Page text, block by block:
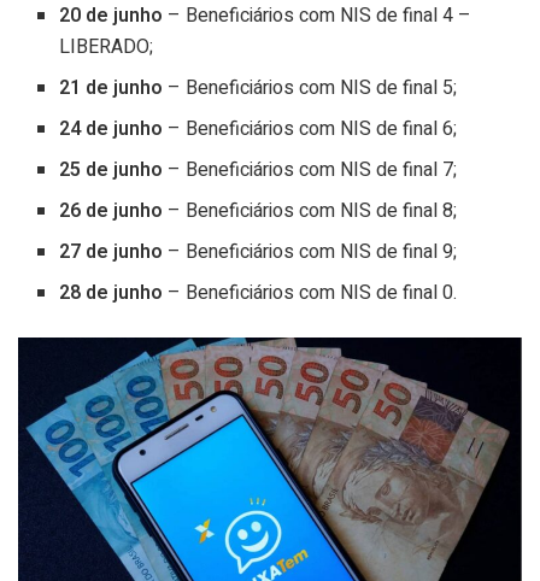
20 de junho – Beneficiários com NIS de final 4 –
LIBERADO;
21 de junho – Beneficiários com NIS de final 5;
24 de junho – Beneficiários com NIS de final 6;
25 de junho – Beneficiários com NIS de final 7;
26 de junho – Beneficiários com NIS de final 8;
27 de junho – Beneficiários com NIS de final 9;
28 de junho – Beneficiários com NIS de final 0.